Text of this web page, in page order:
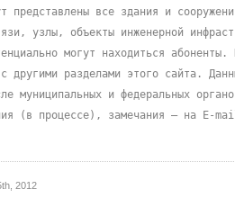
представлены все здания и
узлы, объекты инженерной
могут находиться
другими разделами этого сайта.
муниципальных и федеральных
(в процессе), замечания – на
2012